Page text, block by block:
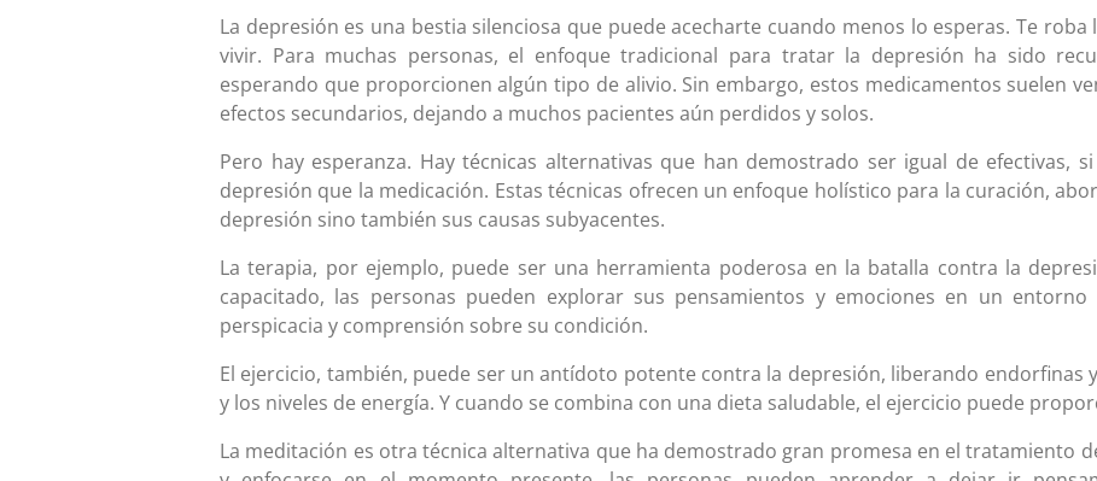
La depresión es una bestia silenciosa que puede acecharte cuando menos lo esperas. Te roba
vivir. Para muchas personas, el enfoque tradicional para tratar la depresión ha sido
esperando que proporcionen algún tipo de alivio. Sin embargo, estos medicamentos suelen
efectos secundarios, dejando a muchos pacientes aún perdidos y solos.
Pero hay esperanza. Hay técnicas alternativas que han demostrado ser igual de efectivas,
depresión que la medicación. Estas técnicas ofrecen un enfoque holístico para la curación,
depresión sino también sus causas subyacentes.
La terapia, por ejemplo, puede ser una herramienta poderosa en la batalla contra la
capacitado, las personas pueden explorar sus pensamientos y emociones en un
perspicacia y comprensión sobre su condición.
El ejercicio, también, puede ser un antídoto potente contra la depresión, liberando endorfinas
y los niveles de energía. Y cuando se combina con una dieta saludable, el ejercicio puede
La meditación es otra técnica alternativa que ha demostrado gran promesa en el tratamiento